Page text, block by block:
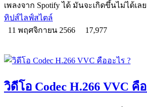
เพลงจาก Spotify ได้ มันจะเกิดขึ้นไม่ได้เล
ทิปส์ไลฟ์สไตล์
11 พฤศจิกายน 2566
17,977
วิดีโอ Codec H.266 VVC คื